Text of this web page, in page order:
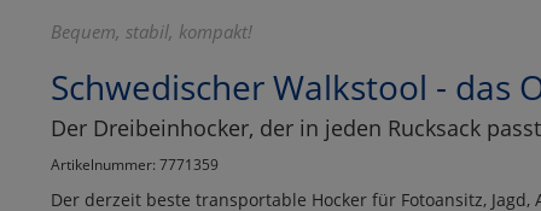
Bequem, stabil, kompakt!
Schwedischer Walkstool - das
Der Dreibeinhocker, der in jeden Rucksack
Artikelnummer: 7771359
Der derzeit beste transportable Hocker für Fotoansitz, Jagd,